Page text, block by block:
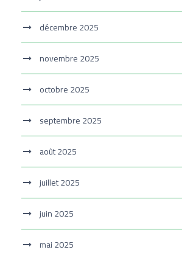
décembre 2025
novembre 2025
octobre 2025
septembre 2025
août 2025
juillet 2025
juin 2025
mai 2025